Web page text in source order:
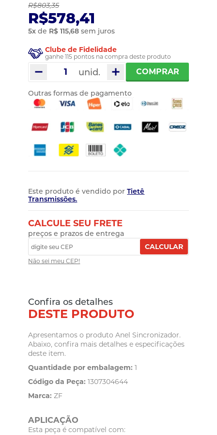
R$803,35
R$578,41
5x de R$ 115,68 sem juros
Clube de Fidelidade
ganhe 115 pontos na compra deste produto
unid. COMPRAR
Outras formas de pagamento
Este produto é vendido porTietê
Transmissões.
CALCULE SEU FRETE
preços e prazos de entrega
CALCULAR
Não sei meu CEP!
Confira os detalhes
DESTE PRODUTO
Apresentamos o produto Anel Sincronizador.
Abaixo, confira mais detalhes e especificações
deste item.
Quantidade por embalagem: 1
Código da Peça: 1307304644
Marca: ZF
APLICAÇÃO
Esta peça é compatível com: